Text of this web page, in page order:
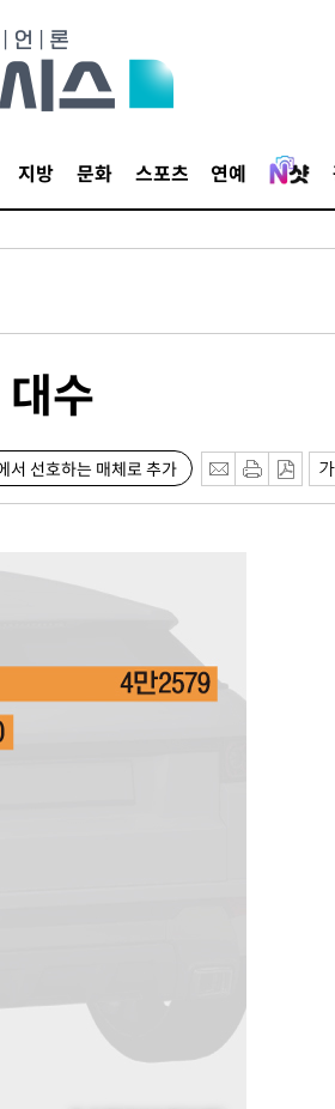
지방 문화 스포츠 연예
수
서 선호하는 매체로 추가